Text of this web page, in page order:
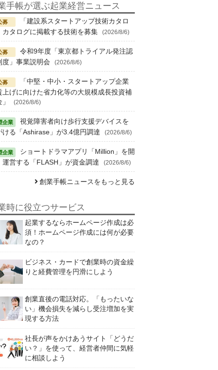
手帳が選ぶ起業経営ニュース
「建設系スタートアップ技術カタロ
カタログに掲載する技術を募集
(2026/8/6)
令和9年度「東京都トライアル発注認
度」事業説明会
(2026/8/6)
「中堅・中小・スタートアップ企業
上げに向けた省力化等の大規模成長投資補
(2026/8/6)
視覚障害者向け歩行支援デバイスを
ける「Ashirase」が3.4億円調達
(2026/8/6)
ショートドラマアプリ「Million」を開
運営する「FLASH」が資金調達
(2026/8/6)
創業手帳ニュースをもっと見る
時に役立つサービス
起業するならホームページ作成は必
須！ホームページ作成には何が必要
なの？
ビジネス・カードで創業時の資金繰
りと経費管理を円滑にしよう
創業直後の電話対応。「もったいな
い」機会損失を減らし受注増加を実
現する方法
社長が声をかけあうサイト「どうだ
い？」を使って、経営者仲間に気軽
に相談しよう